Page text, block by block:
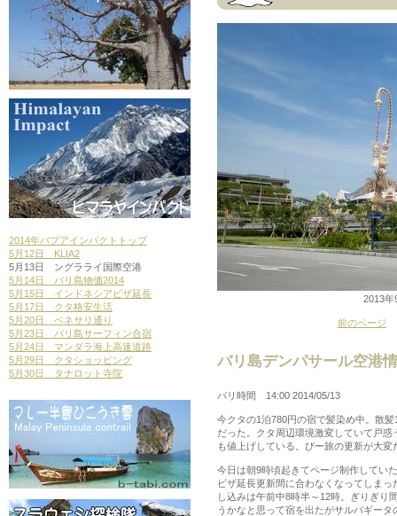
2013年
前のページ
バリ島デンパサール空港
バリ時間 14:00 2014/05/13
今クタの1泊780円の宿で髪染め中。散髪
だった。クタ周辺環境激変していて戸惑
も値上げしている。びー旅の更新が大変
今日は朝9時頃起きてページ制作してい
ビザ延長更新間に合わなくなってしまっ
し込みは午前中8時半～12時。ぎりぎり
うかなと思って宿を出たがサルバギータ
2014年パプアインパクトトップ
5月12日 KLIA2
5月13日 ングラライ国際空港
5月14日 バリ島物価2014
5月15日 インドネシアビザ延長
5月17日 クタ格安生活
5月20日 ベネサリ通り
5月23日 バリ島サーフィン合宿
5月24日 マンダラ海上高速道路
5月29日 クタショッピング
5月30日 タナロット寺院